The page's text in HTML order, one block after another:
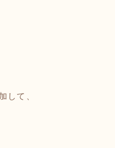
して、